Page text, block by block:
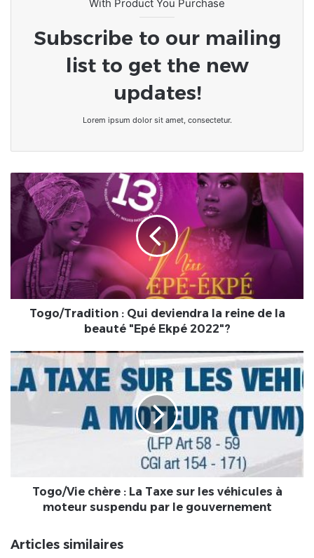
With Product You Purchase
Subscribe to our mailing
list to get the new
updates!
Lorem ipsum dolor sit amet, consectetur.
Togo/Tradition
:
Qui
deviendra
reine
de
beauté
Togo/Tradition : Qui deviendra la reine de la
beauté "Epé Ekpé 2022"?
Togo/Vie
chère
:
moteur
suspendu
gouvernement
Togo/Vie chère : La Taxe sur les véhicules à
moteur suspendu par le gouvernement
Articles similaires